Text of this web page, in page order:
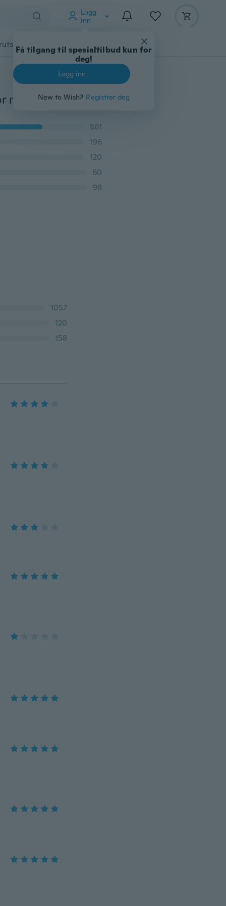
Logg
inn
Få tilgang til spesialtilbud kun for
deg!
Logg inn
New to Wish? Registrer deg
Gadgets Verktøy
4mm titan stål CZ diamant koreanske parringer sett for menn kvinner forlovelseselskere
861
196
120
60
98
1057
120
158